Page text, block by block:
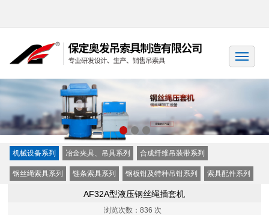
机械设备系列 冶金夹具、吊具系列 合成纤维吊装带系列
钢丝绳索具系列 链条索具系列 钢板钳及特种吊钳系列 索具配件系列
AF32A型液压钢丝绳插套机
浏览次数： 836 次